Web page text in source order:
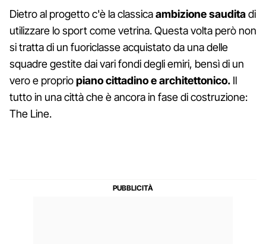
Dietro al progetto c'è la classicaambizione sauditadi
utilizzare lo sport come vetrina. Questa volta però non
si tratta di un fuoriclasse acquistato da una delle
squadre gestite dai vari fondi degli emiri, bensì di un
vero e propriopiano cittadino e architettonico. Il
tutto in una città che è ancora in fase di costruzione:
The Line.